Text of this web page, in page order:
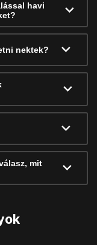
havi
nektek?
mit